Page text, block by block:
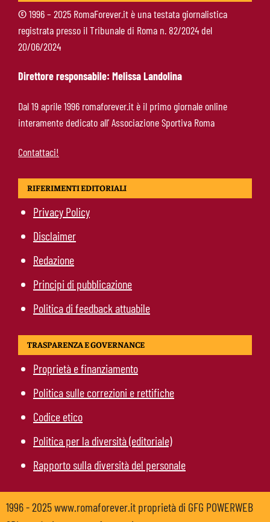
Roma, Cristante fissa gli obiettivi:
“Champions priorità. Friedkin fondamentali
per la crescita del club”
©1996 – 2025 RomaForever.it è una testata giornalistica
registrata presso il Tribunale di Roma n. 82/2024 del
20/06/2024
Direttore responsabile: Melissa Landolina
Dal 19 aprile 1996 romaforever.it è il primo giornale online
interamente dedicato all’ Associazione Sportiva Roma
Contattaci!
RIFERIMENTI EDITORIALI
Privacy Policy
Disclaimer
Redazione
Principi di pubblicazione
Politica di feedback attuabile
TRASPARENZA E GOVERNANCE
Proprietà e finanziamento
Politica sulle correzioni e rettifiche
Codice etico
Politica per la diversità (editoriale)
Rapporto sulla diversità del personale
1996 - 2025 www.romaforever.it proprietà di GFG POWERWEB